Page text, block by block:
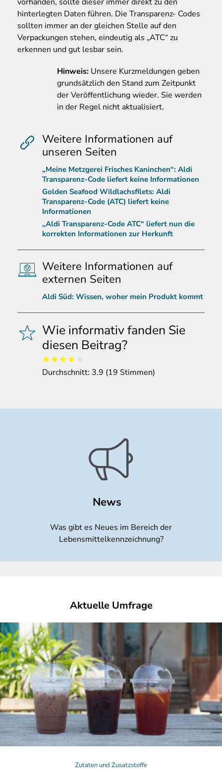
vorhanden, sollte dieser immer direkt zu den
hinterlegten Daten führen. Die Transparenz- Codes
sollten immer an der gleichen Stelle auf den
Verpackungen stehen, eindeutig als „ATC“ zu
erkennen und gut lesbar sein.
Hinweis: Unsere Kurzmeldungen geben
grundsätzlich den Stand zum Zeitpunkt
der Veröffentlichung wieder. Sie werden
in der Regel nicht aktualisiert.
Weitere Informationen auf
unseren Seiten
„Meine Metzgerei Frisches Kaninchen“: Aldi
Transparenz-Code liefert keine Informationen
Golden Seafood Wildlachsfilets: Aldi
Transparenz-Code (ATC) liefert keine
Informationen
„Aldi Transparenz-Code ATC“ liefert nun die
korrekten Informationen zur Herkunft
Weitere Informationen auf
externen Seiten
Aldi Süd: Wissen, woher mein Produkt kommt
Wie informativ fanden Sie
diesen Beitrag?
Durchschnitt: 3.9 (19 Stimmen)
News
Was gibt es Neues im Bereich der
Lebensmittelkennzeichnung?
Aktuelle Umfrage
Zutaten und Zusatzstoffe